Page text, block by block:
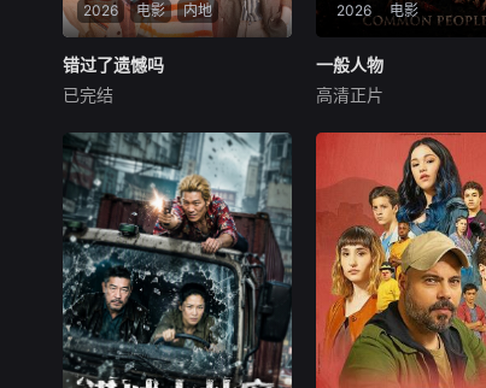
2026 电影 内地
错过了遗憾吗
庄达菲
00后女孩吴小北惨遭“断崖式
分手”，失恋后的她在发疯和
颓废中反复横跳，终于决定反
击！小北跌跌撞撞做完了“失
恋后也不必做的12件事”：改
造自己、假装理性、周旋于形
形色色的异性之间……然而这
一场大型失恋展览，真的能带
她走出失恋吗？
错过了遗憾吗
已完结
2026 电影
一般人物
袁林鑫
袁小道怀揣成为网红的
作短视频，并与周小乙
建了“红透半边天”团队
团队在发展过程中遭遇
矛盾与分歧，幸得神秘
力。团队成功实现转型
成员单飞、网红“塌房”
病倒，他们毅然
一般人物
高清正片